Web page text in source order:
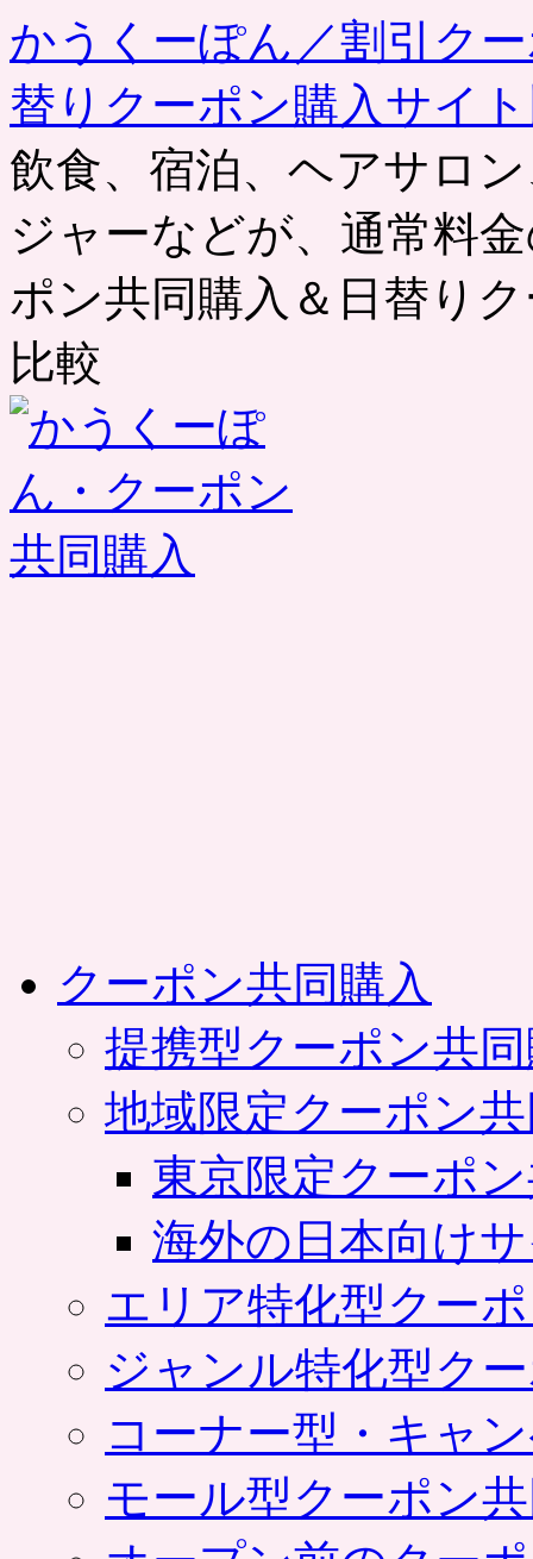
かうくーぽん／割引ク
替りクーポン購入サイ
飲食、宿泊、ヘアサロ
ジャーなどが、通常料
ポン共同購入＆日替り
比較
クーポン共同購入
提携型クーポン共
地域限定クーポン
東京限定クーポ
海外の日本向け
エリア特化型クー
ジャンル特化型ク
コーナー型・キャ
モール型クーポン